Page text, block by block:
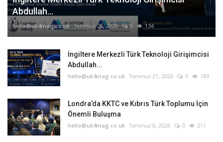
Abdullah...
hello@uk4mag.co.uk Temmuz 25, 2026 0 134
İngiltere Merkezli Türk Teknoloji Girişimcisi
Abdullah...
hello@uk4mag.co.uk Temmuz 21, 2026 0 180
Londra’da KKTC ve Kıbrıs Türk Toplumu İçin
Önemli Buluşma
hello@uk4mag.co.uk Temmuz 6, 2026 0 211